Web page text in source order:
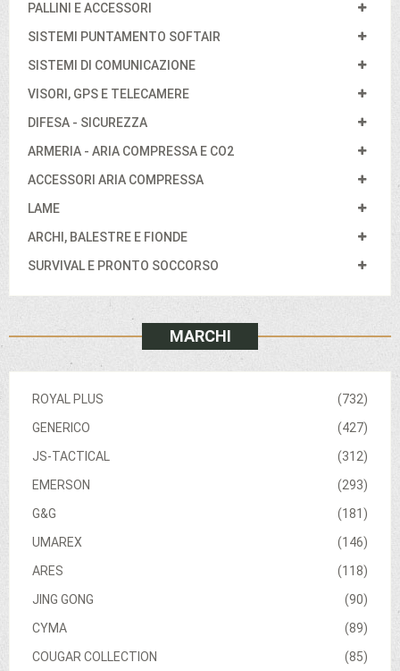
PALLINI E ACCESSORI
SISTEMI PUNTAMENTO SOFTAIR
SISTEMI DI COMUNICAZIONE
VISORI, GPS E TELECAMERE
DIFESA - SICUREZZA
ARMERIA - ARIA COMPRESSA E CO2
ACCESSORI ARIA COMPRESSA
LAME
ARCHI, BALESTRE E FIONDE
SURVIVAL E PRONTO SOCCORSO
MARCHI
(732)
ROYAL PLUS
(427)
GENERICO
(312)
JS-TACTICAL
(293)
EMERSON
(181)
G&G
(146)
UMAREX
(118)
ARES
(90)
JING GONG
(89)
CYMA
(85)
COUGAR COLLECTION